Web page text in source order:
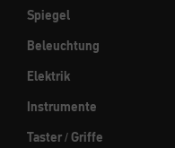
Spiegel
Beleuchtung
Elektrik
Instrumente
Taster / Griffe